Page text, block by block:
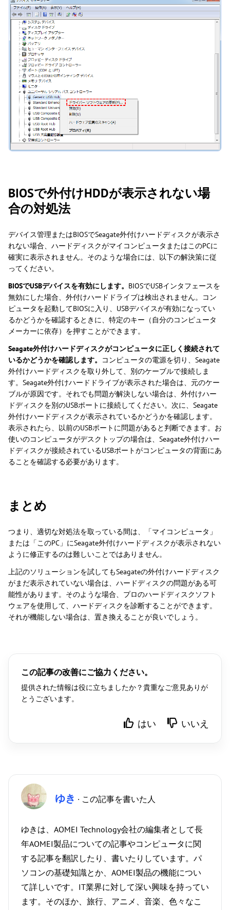
BIOSで外付けHDDが表示されない場
合の対処法
デバイス管理またはBIOSでSeagate外付けハードディスクが表示さ
れない場合、ハードディスクがマイコンピュータまたはこのPCに
確実に表示されません。そのような場合には、以下の解決策に従
ってください。
BIOSでUSBデバイスを有効にします。 BIOSでUSBインタフェースを
無効にした場合、外付けハードドライブは検出されません。コン
ピュータを起動してBIOSに入り、USBデバイスが有効になってい
るかどうかを確認するときに、特定のキー（自分のコンピュータ
メーカーに依存）を押すことができます。
Seagate外付けハードディスクがコンピュータに正しく接続されて
いるかどうかを確認します。
コンピュータの電源を切り、Seagate
外付けハードディスクを取り外して、別のケーブルで接続しま
す。Seagate外付けハードドライブが表示された場合は、元のケー
ブルが原因です。それでも問題が解決しない場合は、外付けハー
ドディスクを別のUSBポートに接続してください。次に、Seagate
外付けハードディスクが表示されているかどうかを確認します。
表示されたら、以前のUSBポートに問題があると判断できます。お
使いのコンピュータがデスクトップの場合は、Seagate外付けハー
ドディスクが接続されているUSBポートがコンピュータの背面にあ
ることを確認する必要があります。
まとめ
つまり、適切な対処法を取っている間は、「マイコンピュータ」
または「このPC」にSeagate外付けハードディスクが表示されない
ように修正するのは難しいことではありません。
上記のソリューションを試してもSeagateの外付けハードディスク
がまだ表示されていない場合は、ハードディスクの問題がある可
能性があります。そのような場合、プロのハードディスクソフト
ウェアを使用して、ハードディスクを診断することができます。
それが機能しない場合は、置き換えることが良いでしょう。
この記事の改善にご協力ください。
提供された情報は役に立ちましたか？貴重なご意見ありが
とうございます。
はい いいえ
ゆき · この記事を書いた人
ゆきは、AOMEI Technology会社の編集者として長
年AOMEI製品についての記事やコンピュータに関
する記事を翻訳したり、書いたりしています。パ
ソコンの基礎知識とか、AOMEI製品の機能につい
て詳しいです。IT業界に対して深い興味を持ってい
ます。そのほか、旅行、アニメ、音楽、色々なこ